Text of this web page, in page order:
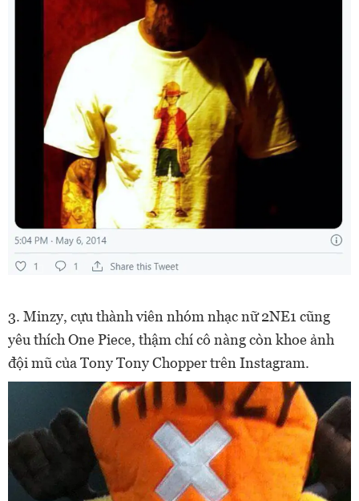
3. Minzy, cựu thành viên nhóm nhạc nữ 2NE1 cũng
yêu thích One Piece, thậm chí cô nàng còn khoe ảnh
đội mũ của Tony Tony Chopper trên Instagram.